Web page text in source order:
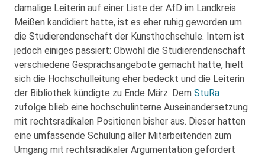
damalige Leiterin auf einer Liste der AfD im Landkreis
Meißen kandidiert hatte, ist es eher ruhig geworden um
die Studierendenschaft der Kunsthochschule. Intern ist
jedoch einiges passiert: Obwohl die Studierendenschaft
verschiedene Gesprächsangebote gemacht hatte, hielt
sich die Hochschulleitung eher bedeckt und die Leiterin
der Bibliothek kündigte zu Ende März. Dem StuRa
zufolge blieb eine hochschulinterne Auseinandersetzung
mit rechtsradikalen Positionen bisher aus. Dieser hatten
eine umfassende Schulung aller Mitarbeitenden zum
Umgang mit rechtsradikaler Argumentation gefordert